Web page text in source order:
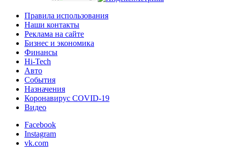
Правила использования
Наши контакты
Реклама на сайте
Бизнес и экономика
Финансы
Hi-Tech
Авто
События
Назначения
Коронавирус COVID-19
Видео
Facebook
Instagram
vk.com